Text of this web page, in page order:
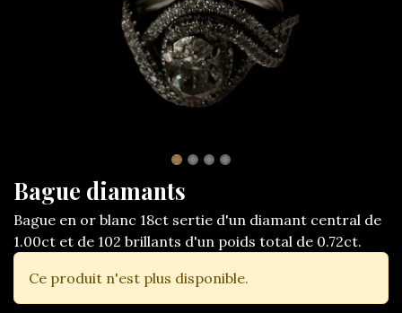
Bague diamants
Bague en or blanc 18ct sertie d'un diamant central de
1.00ct et de 102 brillants d'un poids total de 0.72ct.
Ce produit n'est plus disponible.